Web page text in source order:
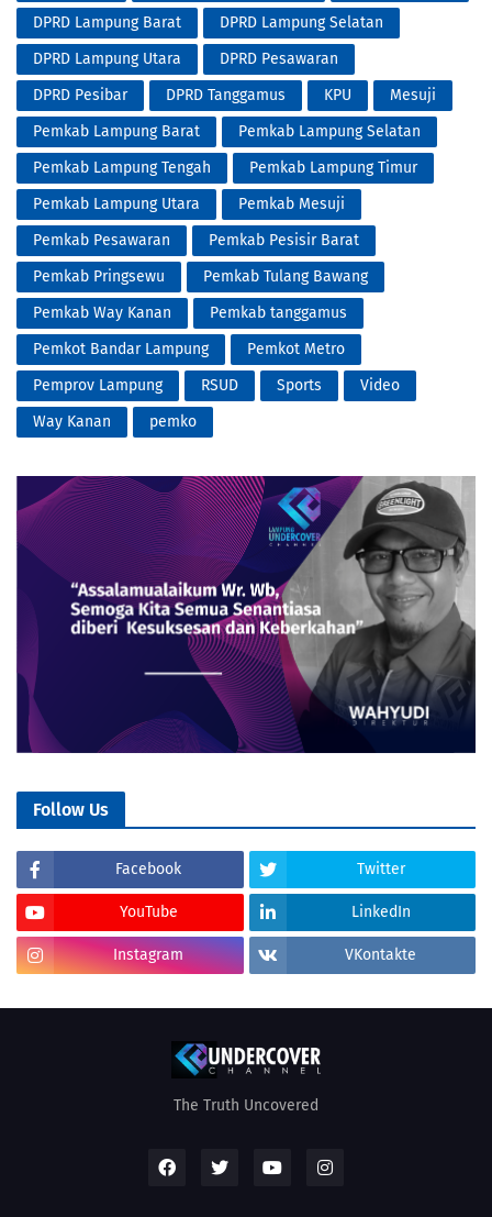
DPRD Lampung Barat
DPRD Lampung Selatan
DPRD Lampung Utara
DPRD Pesawaran
DPRD Pesibar
DPRD Tanggamus KPU
Mesuji
Pemkab Lampung Barat
Pemkab Lampung Selatan
Pemkab Lampung Tengah
Pemkab Lampung Timur
Pemkab Lampung Utara
Pemkab Mesuji
Pemkab Pesawaran
Pemkab Pesisir Barat
Pemkab Pringsewu
Pemkab Tulang Bawang
Pemkab Way Kanan
Pemkab tanggamus
Pemkot Bandar Lampung
Pemkot Metro
Pemprov Lampung
RSUD Sports
Video
Way Kanan
pemko
Follow Us
Facebook Twitter
YouTube LinkedIn
Instagram VKontakte
The Truth Uncovered